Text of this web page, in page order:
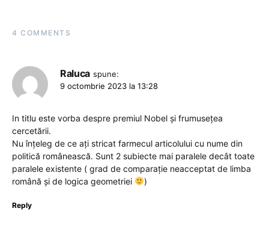
4 COMMENTS
Raluca spune:
9 octombrie 2023 la 13:28
In titlu este vorba despre premiul Nobel și frumusețea
cercetării.
Nu înțeleg de ce ați stricat farmecul articolului cu nume din
politică românească. Sunt 2 subiecte mai paralele decât toate
paralele existente ( grad de comparație neacceptat de limba
română și de logica geometriei
)
Reply